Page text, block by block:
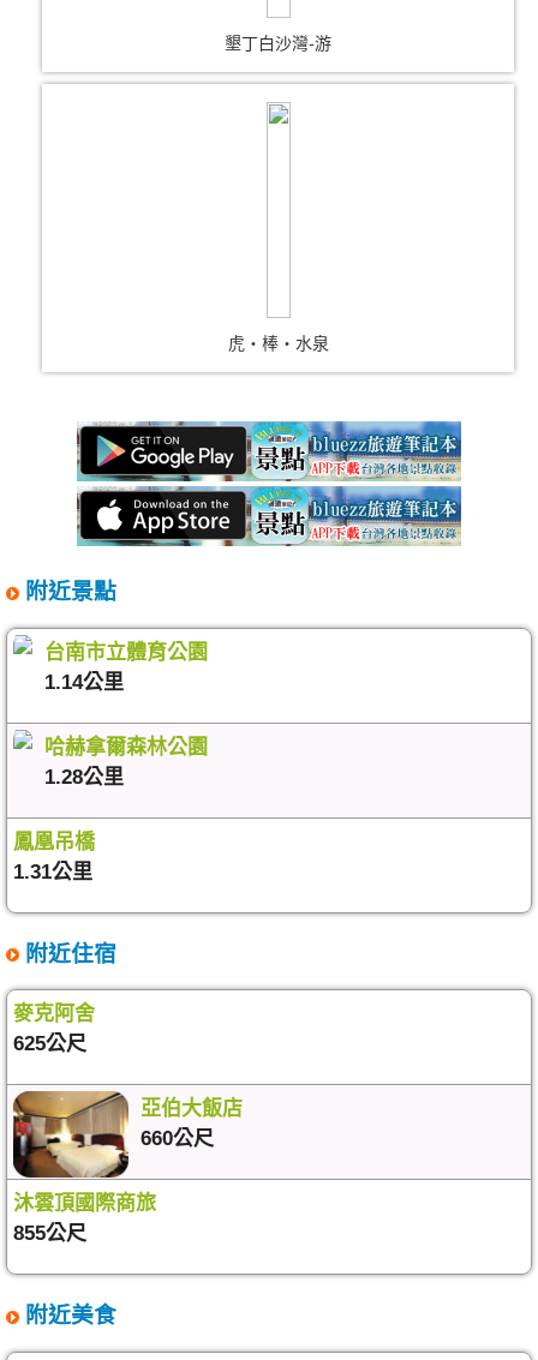
墾丁白沙灣-游
虎‧棒‧水泉
附近景點
台南市立體育公園
1.14公里
哈赫拿爾森林公園
1.28公里
鳳凰吊橋
1.31公里
附近住宿
麥克阿舍
625公尺
亞伯大飯店
660公尺
沐雲頂國際商旅
855公尺
附近美食